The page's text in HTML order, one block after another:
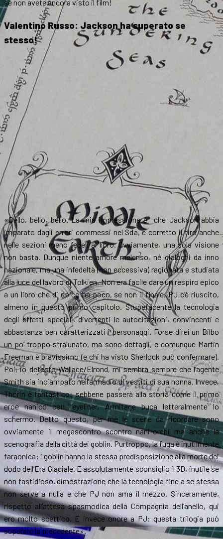
se non avete ancora visto il film!
Valentino Russo: Jackson ha superato se
stesso!
«Bello, bello, bello. La mia impressione è che Jackson abbia
imparato dagli errori commessi nel Sda, e corretto il tiro anche
nelle sezioni meno fedeli al libro. Ovviamente, una sola visione
non basta. Dunque niente amore melenso, né dialoghi da inno
nazionale, ma una infedeltà (non eccessiva) ragionata e studiata
alla luce del lavoro di Tolkien. Non era facile dare un respiro epico
a un libro che di epico ha poco, se non il finale. PJ c’è riuscito,
almeno in questo primo capitolo. Stupefacente la tecnologia
degli effetti speciali, divertenti le autocitazioni, convincenti e
abbastanza ben caratterizzati i personaggi. Forse direi un Bilbo
un po’ troppo stralunato, ma sono dettagli, e comunque Martin
Freeman è bravissimo (e chi ha visto Sherlock può confermare).
Poi, io detesto Wallace/Elrond, mi sembra sempre che l’agente
Smith sia inciampato nell’armadio di vestiti di sua nonna. Invece,
Thorin è fantastico: sebbene passerà alla storia come il primo
eroe nanico con l’eyeliner, Armitage buca letteralmente lo
schermo. Detto questo, per me le scene da ricordare sono
ovviamente il megascontro scontro nani-orchi ma anche la
scenografia della città dei goblin. Purtroppo, la fuga è inutilmente
faraonica: i goblin hanno la stessa predisposizione alla morte dei
dodo dell’Era Glaciale. E assolutamente sconsiglio il 3D, inutile se
non fastidioso, dimostrazione che la tecnologia fine a se stessa
non serve a nulla e che PJ non ama il mezzo. Sinceramente,
rispetto all’attesa spasmodica della Compagnia dell’anello, qui
ero molto scettico. E invece onore a PJ: questa trilogia può
superare la precedente».